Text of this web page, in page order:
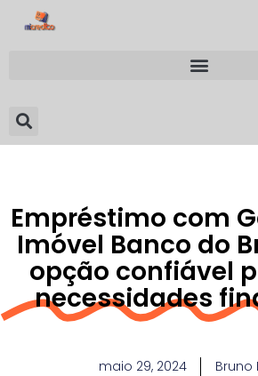
Empréstimo com
Imóvel Banco do
opção confiável
necessidades
maio 29, 2024 Bruno